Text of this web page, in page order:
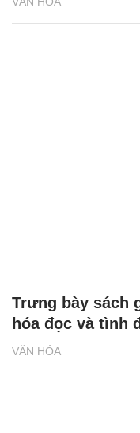
VĂN HÓA
Trưng bày sách
hóa đọc và tình